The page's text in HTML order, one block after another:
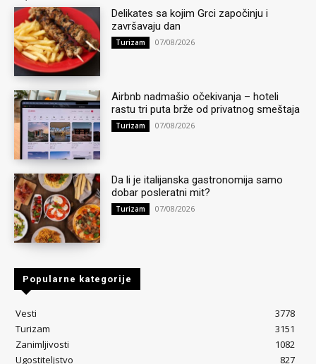
Delikates sa kojim Grci započinju i
završavaju dan
Turizam 07/08/2026
Airbnb nadmašio očekivanja – hoteli
rastu tri puta brže od privatnog smeštaja
Turizam 07/08/2026
Da li je italijanska gastronomija samo
dobar posleratni mit?
Turizam 07/08/2026
Popularne kategorije
Vesti
3778
Turizam
3151
Zanimljivosti
1082
Ugostiteljstvo
827